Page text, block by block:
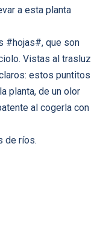
a esta planta
#hojas#, que son
Vistas al trasluz
estos puntitos
planta, de un olor
al cogerla con
de ríos.